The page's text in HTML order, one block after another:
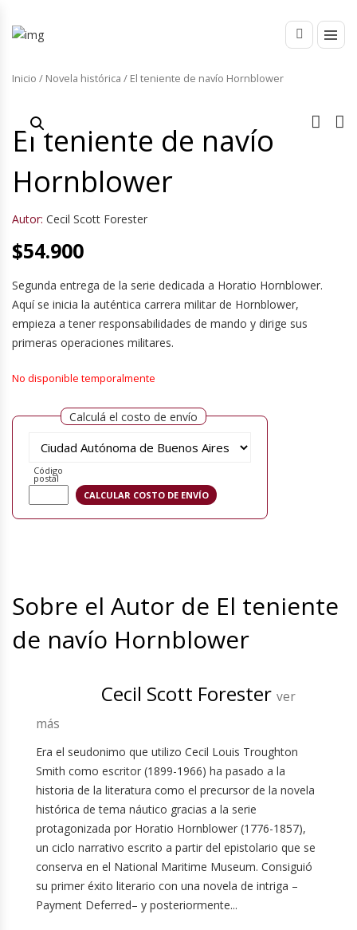
Inicio / Novela histórica / El teniente de navío Hornblower
El teniente de navío
Hornblower
Autor: Cecil Scott Forester
$54.900
Segunda entrega de la serie dedicada a Horatio Hornblower.
Aquí se inicia la auténtica carrera militar de Hornblower,
empieza a tener responsabilidades de mando y dirige sus
primeras operaciones militares.
No disponible temporalmente
Calculá el costo de envío
Código
postal
Sobre el Autor de El teniente
de navío Hornblower
Cecil Scott Forester ver
más
Era el seudonimo que utilizo Cecil Louis Troughton
Smith como escritor (1899-1966) ha pasado a la
historia de la literatura como el precursor de la novela
histórica de tema náutico gracias a la serie
protagonizada por Horatio Hornblower (1776-1857),
un ciclo narrativo escrito a partir del epistolario que se
conserva en el National Maritime Museum. Consiguió
su primer éxito literario con una novela de intriga –
Payment Deferred– y posteriormente...